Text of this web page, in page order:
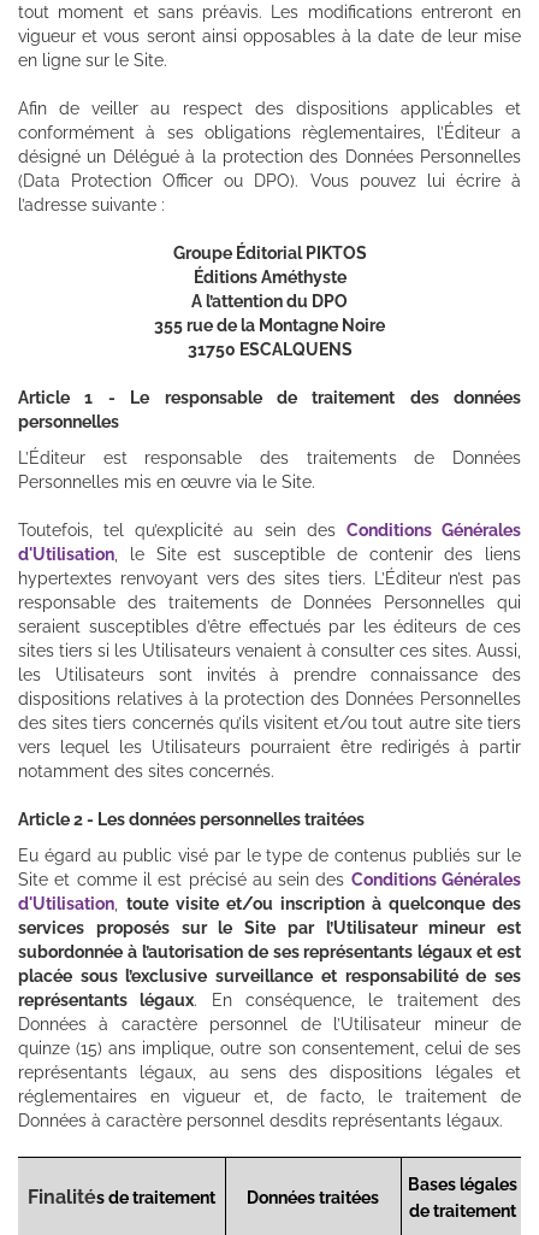
tout moment et sans préavis. Les modifications entreront en
vigueur et vous seront ainsi opposables à la date de leur mise
en ligne sur le Site.
Afin de veiller au respect des dispositions applicables et
conformément à ses obligations règlementaires, l’Éditeur a
désigné un Délégué à la protection des Données Personnelles
(Data Protection Officer ou DPO). Vous pouvez lui écrire à
l’adresse suivante :
Groupe Éditorial PIKTOS
Éditions Améthyste
A l’attention du DPO
355 rue de la Montagne Noire
31750 ESCALQUENS
Article 1 - Le responsable de traitement des données
personnelles
L’Éditeur est responsable des traitements de Données
Personnelles mis en œuvre via le Site.
Toutefois, tel qu’explicité au sein des Conditions Générales
d'Utilisation , le Site est susceptible de contenir des liens
hypertextes renvoyant vers des sites tiers. L’Éditeur n’est pas
responsable des traitements de Données Personnelles qui
seraient susceptibles d’être effectués par les éditeurs de ces
sites tiers si les Utilisateurs venaient à consulter ces sites. Aussi,
les Utilisateurs sont invités à prendre connaissance des
dispositions relatives à la protection des Données Personnelles
des sites tiers concernés qu’ils visitent et/ou tout autre site tiers
vers lequel les Utilisateurs pourraient être redirigés à partir
notamment des sites concernés.
Article 2 - Les données personnelles traitées
Eu égard au public visé par le type de contenus publiés sur le
Site et comme il est précisé au sein des Conditions Générales
d'Utilisation
toute visite et/ou inscription à quelconque des
services proposés sur le Site par l’Utilisateur mineur est
subordonnée à l’autorisation de ses représentants légaux et est
placée sous l’exclusive surveillance et responsabilité de ses
représentants légaux. En conséquence, le traitement des
Données à caractère personnel de l’Utilisateur mineur de
quinze (15) ans implique, outre son consentement, celui de ses
représentants légaux, au sens des dispositions légales et
réglementaires en vigueur et, de facto, le traitement de
Données à caractère personnel desdits représentants légaux.
Finalités de traitement Données traitées
Bases légales
de traitement